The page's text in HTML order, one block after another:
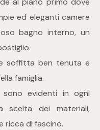
ed eleganti camere
bagno interno, un
soffitta ben tenuta e
famiglia.
evidenti in ogni
scelta dei materiali,
ricca di fascino.